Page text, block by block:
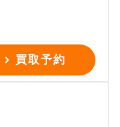
買取予約